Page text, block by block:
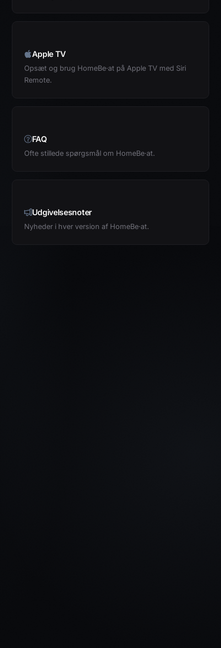
Apple TV
Opsæt og brug HomeBe·at på Apple TV med Siri
Remote.
FAQ
Ofte stillede spørgsmål om HomeBe·at.
Udgivelsesnoter
Nyheder i hver version af HomeBe·at.